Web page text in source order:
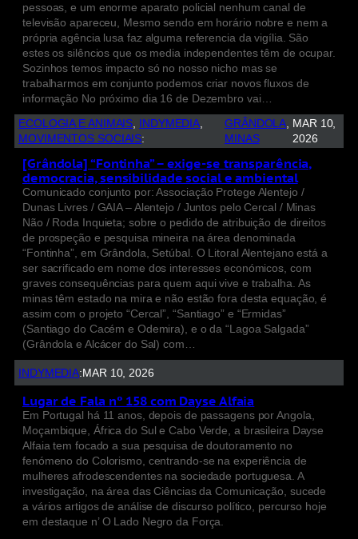
pessoas, e um enorme aparato policial nenhum canal de
televisão apareceu, Mesmo sendo em horário nobre e nem a
própria agência lusa faz alguma referencia da vigília. São
estes os silêncios que os media independentes têm de ocupar.
Sozinhos temos impacto só no nosso nicho mas se
trabalharmos em conjunto podemos criar novos fluxos de
informação No próximo dia 16 de Dezembro vai…
ECOLOGIA E ANIMAIS, INDYMEDIA
MOVIMENTOS SOCIAIS:
GRÂNDOLA
MINAS
MAR 10,
2026
[Grândola] “Fontinha” – exige-se transparência,
democracia, sensibilidade social e ambiental
Comunicado conjunto por: Associação Protege Alentejo /
Dunas Livres / GAIA – Alentejo / Juntos pelo Cercal / Minas
Não / Roda Inquieta; sobre o pedido de atribuição de direitos
de prospeção e pesquisa mineira na área denominada
“Fontinha”, em Grândola, Setúbal. O Litoral Alentejano está a
ser sacrificado em nome dos interesses económicos, com
graves consequências para quem aqui vive e trabalha. As
minas têm estado na mira e não estão fora desta equação, é
assim com o projeto “Cercal”, “Santiago” e “Ermidas”
(Santiago do Cacém e Odemira), e o da “Lagoa Salgada”
(Grândola e Alcácer do Sal) com…
INDYMEDIA:MAR 10, 2026
Lugar de Fala nº 158 com Dayse Alfaia
Em Portugal há 11 anos, depois de passagens por Angola,
Moçambique, África do Sul e Cabo Verde, a brasileira Dayse
Alfaia tem focado a sua pesquisa de doutoramento no
fenómeno do Colorismo, centrando-se na experiência de
mulheres afrodescendentes na sociedade portuguesa. A
investigação, na área das Ciências da Comunicação, sucede
a vários artigos de análise de discurso político, percurso hoje
em destaque n’ O Lado Negro da Força.